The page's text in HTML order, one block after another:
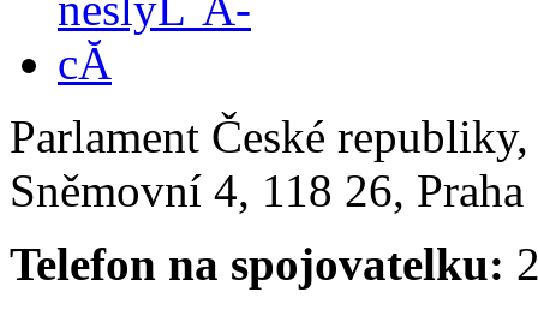
Parlament České
Sněmovní 4, 118 26,
Telefon na spojovatelku: